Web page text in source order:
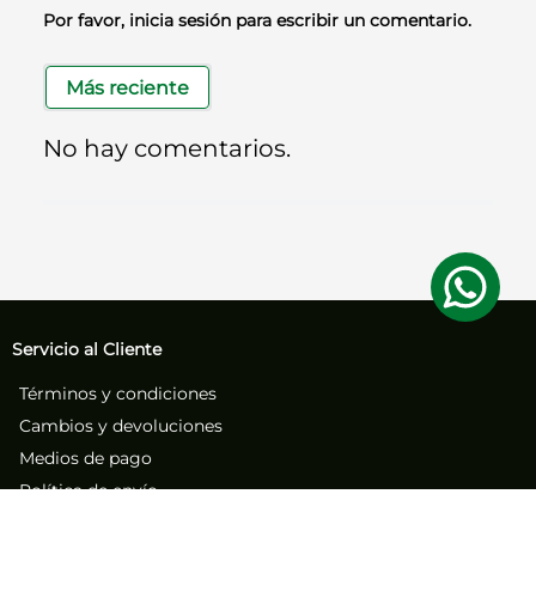
Por favor, inicia sesión para escribir un comentario.
Más reciente
No hay comentarios.
Servicio al Cliente
Términos y condiciones
Cambios y devoluciones
Medios de pago
Política de envío